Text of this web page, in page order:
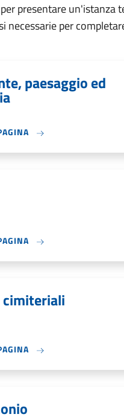
presentare un'istanza
necessarie per
paesaggio ed
cimiteriali